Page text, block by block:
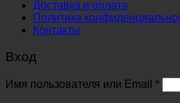
Доставка и оплата
Политика
Контакты
Вход
Имя пользователя или Email *